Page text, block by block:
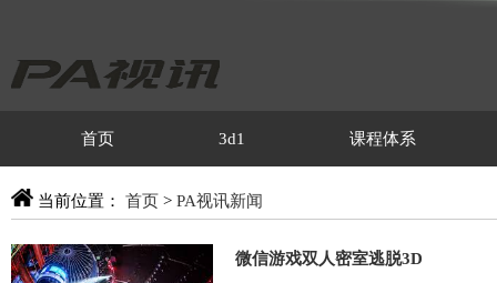
首页 3d1 课程体系
当前位置： 首页 > PA视讯新闻
微信游戏双人密室逃脱3D